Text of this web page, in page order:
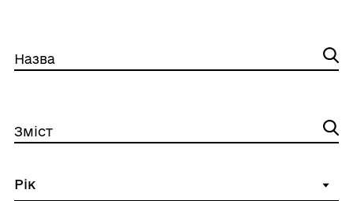
Назва
Зміст